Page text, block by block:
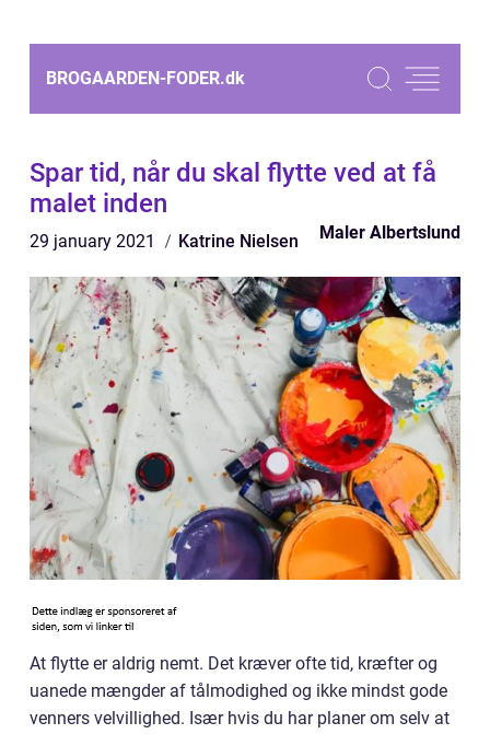
BROGAARDEN-FODER.dk
Spar tid, når du skal flytte ved at få
malet inden
29 january 2021 Katrine Nielsen Maler Albertslund
At flytte er aldrig nemt. Det kræver ofte tid, kræfter og
uanede mængder af tålmodighed og ikke mindst gode
venners velvillighed. Især hvis du har planer om selv at